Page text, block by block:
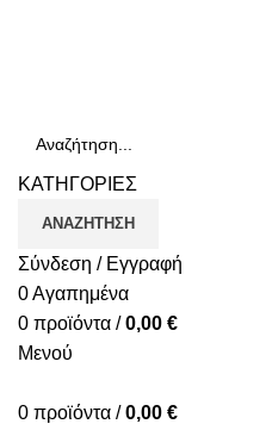
ΚΑΤΗΓΟΡΙΕΣ
ΑΝΑΖΉΤΗΣΗ
Σύνδεση / Εγγραφή
0Αγαπημένα
0 προϊόντα / 0,00 €
Μενού
0 προϊόντα / 0,00 €